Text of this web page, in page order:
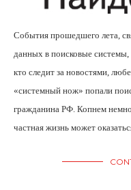
События прошедшего лета,
данных в поисковые системы,
кто следит за новостями,
«системный нож» попали
гражданина РФ. Копнем
частная жизнь может